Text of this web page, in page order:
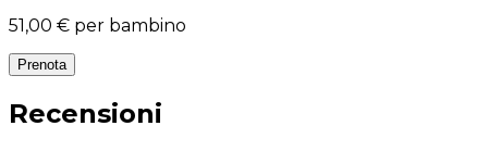
51,00 € per bambino
Prenota
Recensioni